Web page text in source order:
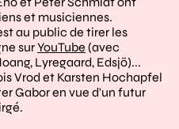
et musiciennes.
au public de tirer les
surYouTube (avec
Lyregaard, Edsjö)...
Vrod et Karsten Hochapfel
Gabor en vue d'un futur